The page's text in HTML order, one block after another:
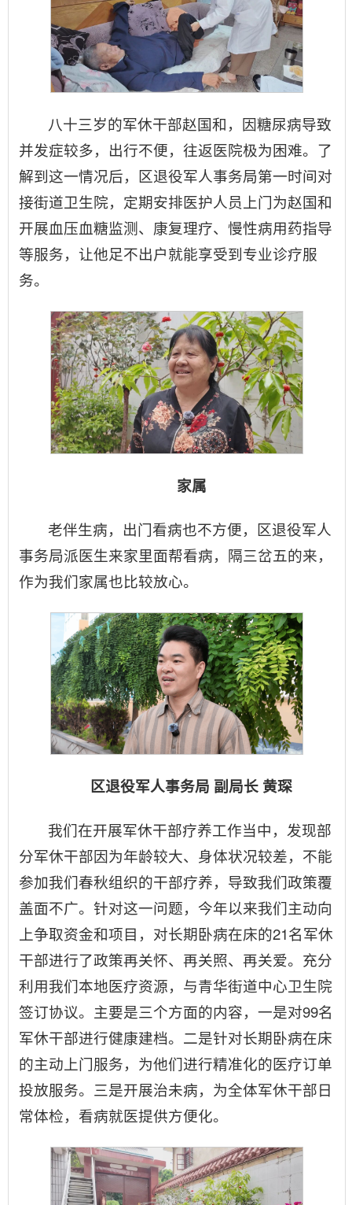
八十三岁的军休干部赵国和，因糖尿病导致
并发症较多，出行不便，往返医院极为困难。了
解到这一情况后，区退役军人事务局第一时间对
接街道卫生院，定期安排医护人员上门为赵国和
开展血压血糖监测、康复理疗、慢性病用药指导
等服务，让他足不出户就能享受到专业诊疗服
务。
家属
老伴生病，出门看病也不方便，区退役军人
事务局派医生来家里面帮看病，隔三岔五的来，
作为我们家属也比较放心。
区退役军人事务局 副局长 黄琛
我们在开展军休干部疗养工作当中，发现部
分军休干部因为年龄较大、身体状况较差，不能
参加我们春秋组织的干部疗养，导致我们政策覆
盖面不广。针对这一问题，今年以来我们主动向
上争取资金和项目，对长期卧病在床的21名军休
干部进行了政策再关怀、再关照、再关爱。充分
利用我们本地医疗资源，与青华街道中心卫生院
签订协议。主要是三个方面的内容，一是对99名
军休干部进行健康建档。二是针对长期卧病在床
的主动上门服务，为他们进行精准化的医疗订单
投放服务。三是开展治未病，为全体军休干部日
常体检，看病就医提供方便化。